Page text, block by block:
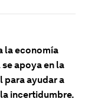
la economía
apoya en la
para ayudar a
incertidumbre.